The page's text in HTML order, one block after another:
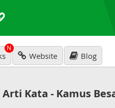
N
Website Blog
Arti Kata - Kamus